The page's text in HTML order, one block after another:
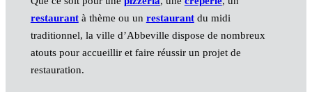
restaurantà thème ou un restaurantdu midi
traditionnel, la ville d’Abbeville dispose de nombreux
atouts pour accueillir et faire réussir un projet de
restauration.